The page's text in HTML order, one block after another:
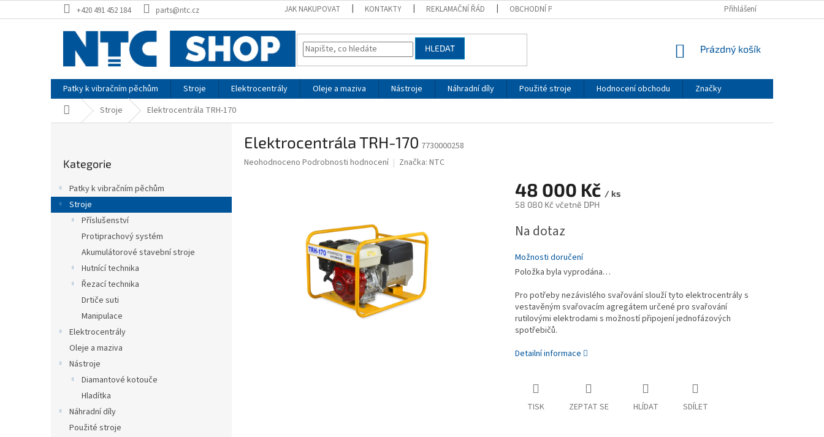
na
+420 491 452 184 parts@ntc.cz JAK NAKUPOVAT KONTAKTY REKLAMAČNÍ ŘÁD OBCHODNÍ PODMÍNKY PODMÍNKY OCHRANY OSOBNÍCH ÚDAJŮ
Přihlášení
HLEDAT
NÁKUPNÍ
Prázdný košík
Patky k vibračním pěchům Stroje Elektrocentrály Oleje a maziva Nástroje Náhradní díly Použité stroje Hodnocení obchodu
Značky
Domů Stroje Elektrocentrála TRH-170
a
n
kategorie
Kategorie
Patky k vibračním pěchům
Stroje
Příslušenství
Protiprachový systém
Akumulátorové stavební stroje
Hutnící technika
Řezací technika
Drtiče suti
Manipulace
Elektrocentrály
Oleje a maziva
Nástroje
Diamantové kotouče
Hladítka
Náhradní díly
Použité stroje
Elektrocentrála TRH-170 7730000258
Průměrné
Neohodnoceno Podrobnosti hodnocení Značka: NTC
48 000 Kč / ks
58 080 Kč včetně DPH
cena:
Na dotaz
Možnosti doručení
Položka byla vyprodána…
Pro potřeby nezávislého svařování slouží tyto elektrocentrály s
vestavěným svařovacím agregátem určené pro svařování
rutilovými elektrodami s možností připojení jednofázových
spotřebičů.
Detailní informace
TISK ZEPTAT SE HLÍDAT SDÍLET